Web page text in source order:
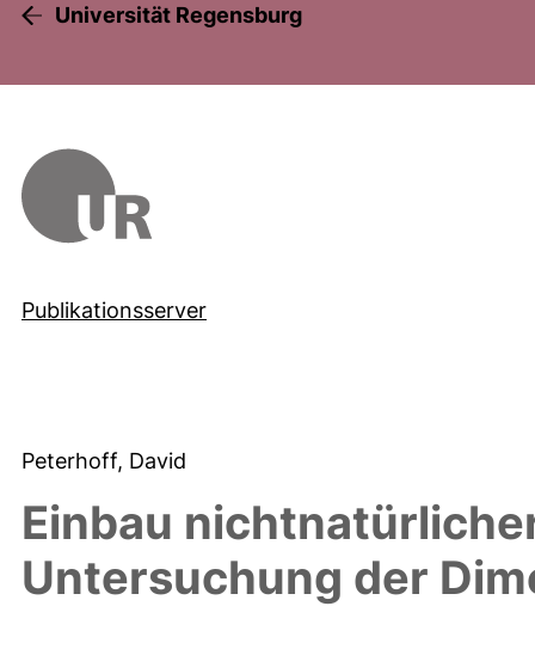
Universität Regensburg
Publikationsserver
Peterhoff, David
Einbau
Untersuchung der